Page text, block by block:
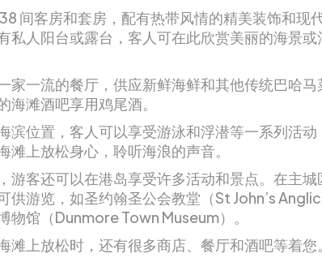
间客房和套房，配有热带风情的精美装饰和现
私人阳台或露台，客人可在此欣赏美丽的海景或
家一流的餐厅，供应新鲜海鲜和其他传统巴哈马
海滩酒吧享用鸡尾酒。
滨位置，客人可以享受游泳和浮潜等一系列活动
滩上放松身心，聆听海浪的声音。
游客还可以在港岛享受许多活动和景点。在主城
供游览，如圣约翰圣公会教堂（St John’s
物馆（Dunmore Town Museum）。
滩上放松时，还有很多商店、餐厅和酒吧等着您。